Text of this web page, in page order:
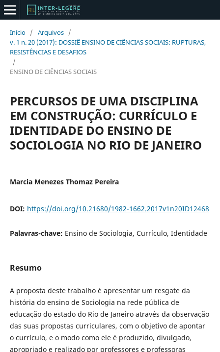
Início / Arquivos /
v. 1 n. 20 (2017): DOSSIÊ ENSINO DE CIÊNCIAS SOCIAIS: RUPTURAS,
RESISTÊNCIAS E DESAFIOS
/
ENSINO DE CIÊNCIAS SOCIAIS
PERCURSOS DE UMA DISCIPLINA
EM CONSTRUÇÃO: CURRÍCULO E
IDENTIDADE DO ENSINO DE
SOCIOLOGIA NO RIO DE JANEIRO
Marcia Menezes Thomaz Pereira
DOI: https://doi.org/10.21680/1982-1662.2017v1n20ID12468
Palavras-chave: Ensino de Sociologia, Currículo, Identidade
Resumo
A proposta deste trabalho é apresentar um resgate da
história do ensino de Sociologia na rede pública de
educação do estado do Rio de Janeiro através da observação
das suas propostas curriculares, com o objetivo de apontar
o currículo, e o modo como ele é produzido, divulgado,
apropriado e realizado por professores e professoras